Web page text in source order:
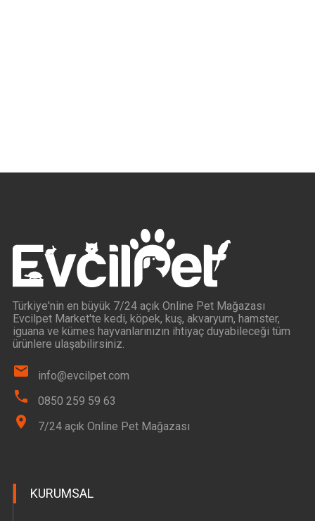
Türkiye'nin en büyük 7/24 açık Online Pet Mağazası
Evcilpet Market'te kedi, köpek, kuş, akvaryum, hamster,
iguana ve kümes hayvanlarınızın ihtiyaç duyabileceği tüm
ürünlere ulaşabilirsiniz.
info@evcilpet.com
0850 259 59 63
7/24 açık Online Pet Mağazası
KURUMSAL